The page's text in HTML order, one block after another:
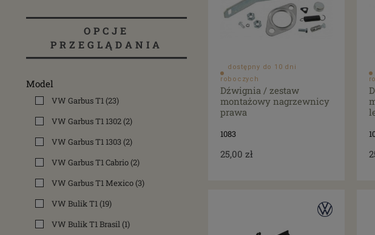
OPCJE
PRZEGLĄDANIA
Model
VW Garbus T1(23)
VW Garbus T1 1302(2)
VW Garbus T1 1303(2)
VW Garbus T1 Cabrio(2)
VW Garbus T1 Mexico(3)
VW Bulik T1(19)
VW Bulik T1 Brasil(1)
dostępny do 10 dni
roboczych
Dźwignia / zestaw
montażowy nagrzewnicy
prawa
1083
25,00 zł